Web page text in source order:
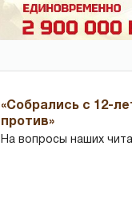
«Собрались с 12-
против»
На вопросы наших